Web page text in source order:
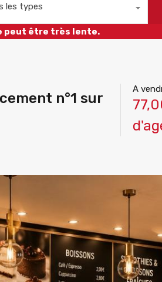
les types
peut être très lente.
n°1 sur
A